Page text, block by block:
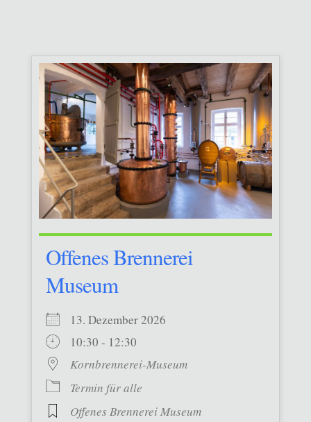
Offenes Brennerei
Museum
13. Dezember 2026
10:30 - 12:30
Kornbrennerei-Museum
Termin für alle
Offenes Brennerei Museum